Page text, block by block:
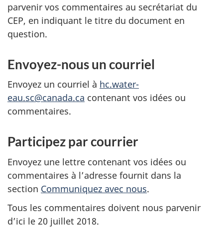
parvenir vos commentaires au secrétariat du
CEP, en indiquant le titre du document en
question.
Envoyez-nous un courriel
Envoyez un courriel à hc.water-
eau.sc@canada.ca contenant vos idées ou
commentaires.
Participez par courrier
Envoyez une lettre contenant vos idées ou
commentaires à l’adresse fournit dans la
section Communiquez avec nous.
Tous les commentaires doivent nous parvenir
d’ici le 20 juillet 2018.